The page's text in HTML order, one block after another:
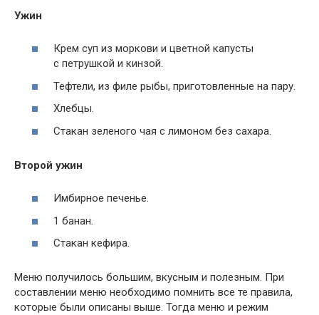
Ужин
Крем суп из моркови и цветной капусты
с петрушкой и кинзой.
Тефтели, из филе рыбы, приготовленные на пару.
Хлебцы.
Стакан зеленого чая с лимоном без сахара.
Второй ужин
Имбирное печенье.
1 банан.
Стакан кефира.
Меню получилось большим, вкусным и полезным. При
составлении меню необходимо помнить все те правила,
которые были описаны выше. Тогда меню и режим